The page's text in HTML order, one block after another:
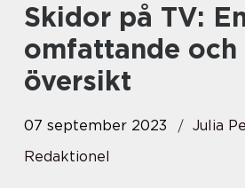
Skidor på TV: En
omfattande
översikt
07 september 2023
Julia
Redaktionel